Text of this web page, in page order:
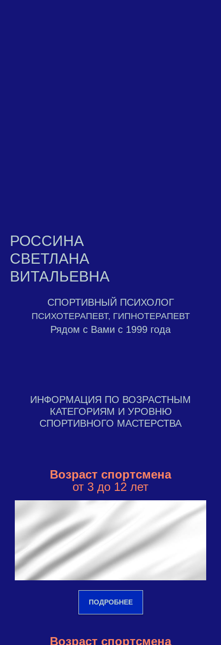
РОССИНА
СВЕТЛАНА
ВИТАЛЬЕВНА
СПОРТИВНЫЙ ПСИХОЛОГ
ПСИХОТЕРАПЕВТ, ГИПНОТЕРАПЕВТ
Рядом с Вами с 1999 года
ИНФОРМАЦИЯ ПО ВОЗРАСТНЫМ
КАТЕГОРИЯМ И УРОВНЮ
СПОРТИВНОГО МАСТЕРСТВА
Возраст спортсмена
от 3 до 12 лет
ПОДРОБНЕЕ
Возраст спортсмена